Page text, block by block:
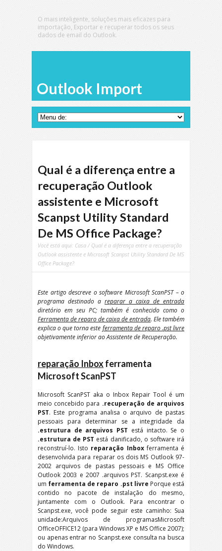
O mais inteligente, soluções mais eficazes para
importação, Exportar e recuperar todos os seus
dados de email do Outlook.
Outlook Import
Qual é a diferença entre a
recuperação Outlook
assistente e Microsoft
Scanpst Utility Standard
De MS Office Package?
Você está aqui: Casa / Qual é a diferença entre a recuperação
Outlook assistente e Microsoft Scanpst Utility Standard De MS
Office Package?
Este artigo descreve o software Microsoft ScanPST – o
programa destinado a reparar a caixa de entrada
diretório em seu PC; também é conhecido como o
Ferramenta de reparo de caixa de entrada. Ele também
explica o que torna este ferramenta de reparo .pst livre
objetivamente inferior ao Assistente de Recuperação.
reparação Inboxferramenta
Microsoft ScanPST
Microsoft ScanPST aka o Inbox Repair Tool é um
meio concebido para .recuperação de arquivos
PST. Este programa analisa o arquivo de pastas
pessoais para determinar se a integridade da
.estrutura de arquivos PST está intacto. Se o
.estrutura de PST está danificado, o software irá
reconstruí-lo. Isto reparação Inboxferramenta é
desenvolvida para reparar os dois MS Outlook 97-
2002 arquivos de pastas pessoais e MS Office
Outlook 2003 e 2007 .arquivos PST. Scanpst.exe é
um ferramenta de reparo .pst livre Porque está
contido no pacote de instalação do mesmo,
juntamente com o Outlook. Para encontrar o
Scanpst.exe, você pode seguir este caminho: Sua
unidade:Arquivos de programasMicrosoft
OfficeOFFICE12 (para Windows XP e MS Office 2007);
ou apenas entrar no Scanpst.exe consulta na busca
do Windows.